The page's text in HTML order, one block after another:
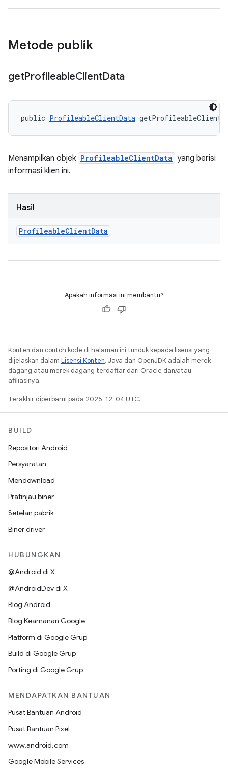
Metode publik
getProfileableClientData
public ProfileableClientData
Menampilkan objek ProfileableClientData yang berisi
informasi klien ini.
Hasil
ProfileableClientData
Apakah informasi ini membantu?
Konten dan contoh kode di halaman ini tunduk kepada lisensi yang
dijelaskan dalam Lisensi Konten. Java dan OpenJDK adalah merek
dagang atau merek dagang terdaftar dari Oracle dan/atau
afiliasinya.
Terakhir diperbarui pada 2025-12-04 UTC.
BUILD
Repositori Android
Persyaratan
Mendownload
Pratinjau biner
Setelan pabrik
Biner driver
HUBUNGKAN
@Android di X
@AndroidDev di X
Blog Android
Blog Keamanan Google
Platform di Google Grup
Build di Google Grup
Porting di Google Grup
MENDAPATKAN BANTUAN
Pusat Bantuan Android
Pusat Bantuan Pixel
www.android.com
Google Mobile Services